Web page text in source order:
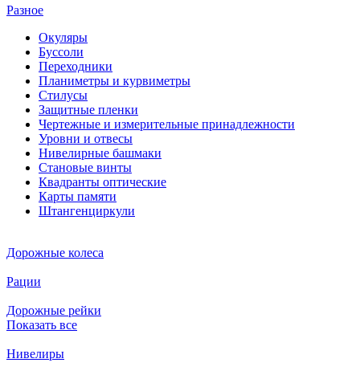
Разное
Окуляры
Буссоли
Переходники
Планиметры и курвиметры
Стилусы
Защитные пленки
Чертежные и измерительные принадлежности
Уровни и отвесы
Нивелирные башмаки
Становые винты
Квадранты оптические
Карты памяти
Штангенциркули
Дорожные колеса
Рации
Дорожные рейки
Показать все
Нивелиры